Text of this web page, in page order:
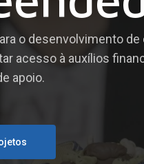
o desenvolvimento
acesso à auxílios
apoio.